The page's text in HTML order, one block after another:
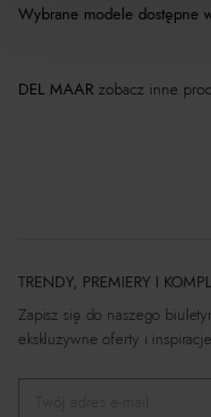
Wybrane modele dostępne
DEL MAAR zobacz inne
TRENDY, PREMIERY I
Zapisz się do naszego
ekskluzywne oferty i